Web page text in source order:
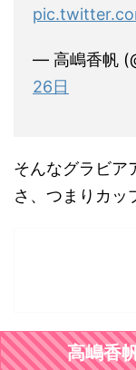
— 高嶋香帆
26日
そんなグラビア
さ、つまりカッ
高嶋香